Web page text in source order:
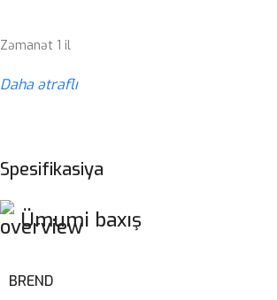
Zəmanət 1 il
Daha ətraflı
Spesifikasiya
Ümumi baxış
BREND